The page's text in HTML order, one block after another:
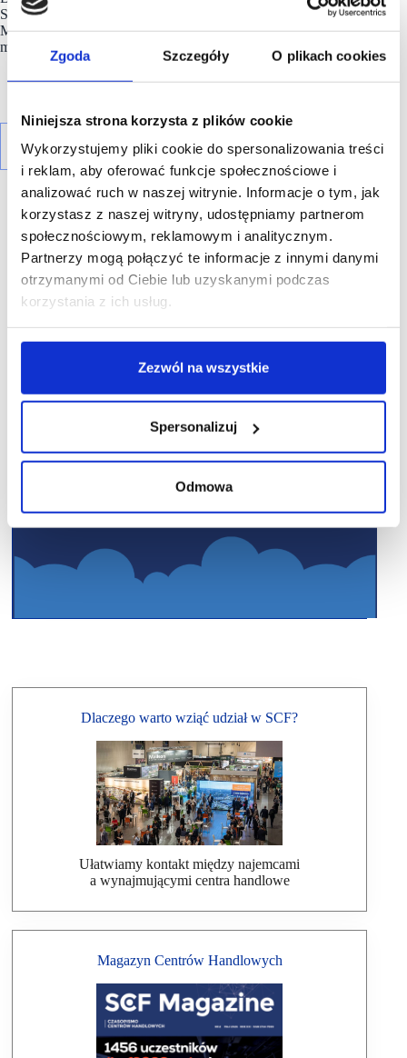
Zgoda Szczegóły O plikach cookies
Niniejsza strona korzysta z plików cookie
Wykorzystujemy pliki cookie do spersonalizowania treści
i reklam, aby oferować funkcje społecznościowe i
analizować ruch w naszej witrynie. Informacje o tym, jak
korzystasz z naszej witryny, udostępniamy partnerom
społecznościowym, reklamowym i analitycznym.
Partnerzy mogą połączyć te informacje z innymi danymi
otrzymanymi od Ciebie lub uzyskanymi podczas
korzystania z ich usług.
Zezwól na wszystkie
Spersonalizuj
Odmowa
Sinsay, Martes Sport, Pepco, Dealz, Smyk, CCC, Deichmann,
Maxi Zoo, Jysk, Action, Tedi, KiK czy Empik, a także
mniejsze firmy o regionalnym zasięgu.
R E K L A M A
Dlaczego warto wziąć udział w SCF?
Ułatwiamy kontakt między najemcami
a wynajmującymi centra handlowe
Magazyn Centrów Handlowych